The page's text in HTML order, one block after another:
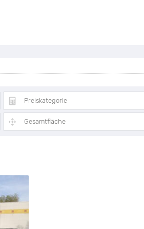
Preiskategorie
Gesamtfläche